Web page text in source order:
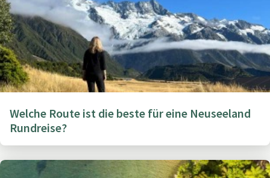
Welche Route ist die beste für eine Neuseeland
Rundreise?